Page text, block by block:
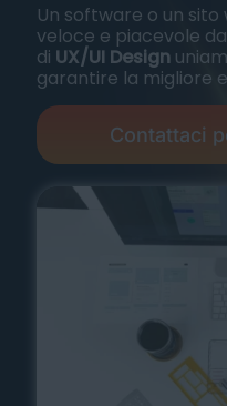
Un software o un
veloce e piacevole
di UX/UI Design
garantire la migliore
Contattaci